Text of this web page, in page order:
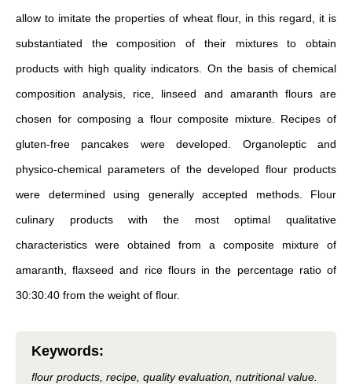
allow to imitate the properties of wheat flour, in this regard, it is
substantiated the composition of their mixtures to obtain
products with high quality indicators. On the basis of chemical
composition analysis, rice, linseed and amaranth flours are
chosen for composing a flour composite mixture. Recipes of
gluten-free pancakes were developed. Organoleptic and
physico-chemical parameters of the developed flour products
were determined using generally accepted methods. Flour
culinary products with the most optimal qualitative
characteristics were obtained from a composite mixture of
amaranth, flaxseed and rice flours in the percentage ratio of
30:30:40 from the weight of flour.
Keywords:
flour products, recipe, quality evaluation, nutritional value.